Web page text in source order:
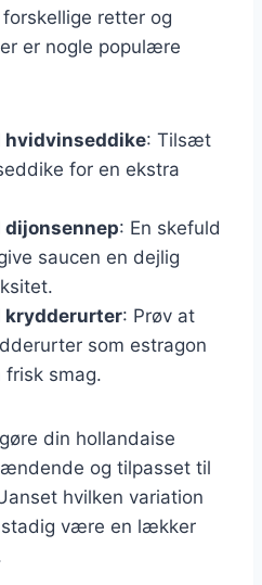
retter og
er nogle populære
hvidvinseddike: Tilsæt
for en ekstra
dijonsennep: En skefuld
saucen en dejlig
krydderurter: Prøv at
som estragon
frisk smag.
din hollandaise
og tilpasset til
hvilken variation
være en lækker